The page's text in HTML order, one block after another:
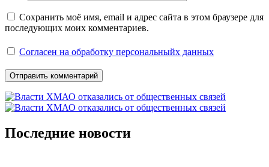
Сохранить моё имя, email и адрес сайта в этом браузере для
последующих моих комментариев.
Согласен на обработку персональныйх данных
Последние новости